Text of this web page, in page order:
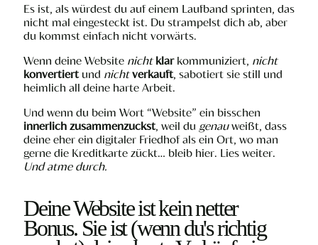
Es ist, als würdest du auf einem Laufband sprinten, das
nicht mal eingesteckt ist. Du strampelst dich ab, aber
du kommst einfach nicht vorwärts.
Wenn deine Website nicht klar kommuniziert, nicht
konvertiert und nicht verkauft, sabotiert sie still und
heimlich all deine harte Arbeit.
Und wenn du beim Wort “Website” ein bisschen
innerlich zusammenzuckst, weil du genauweißt, dass
deine eher ein digitaler Friedhof als ein Ort, wo man
gerne die Kreditkarte zückt… bleib hier. Lies weiter.
Und atme durch.
Deine Website ist kein netter
Bonus. Sie ist (wenn du's richtig